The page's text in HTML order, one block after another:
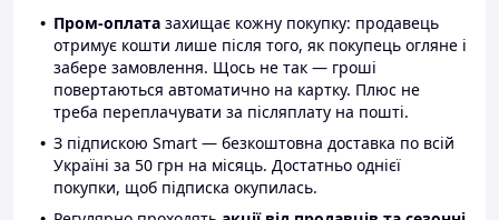
Пром-оплата захищає кожну покупку: продавець
отримує кошти лише після того, як покупець огляне і
забере замовлення. Щось не так — гроші
повертаються автоматично на картку. Плюс не
треба переплачувати за післяплату на пошті.
З підпискою Smart — безкоштовна доставка по всій
Україні за 50 грн на місяць. Достатньо однієї
покупки, щоб підписка окупилась.